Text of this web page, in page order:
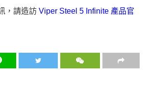
，請造訪 Viper Steel 5 Infinite 產品官